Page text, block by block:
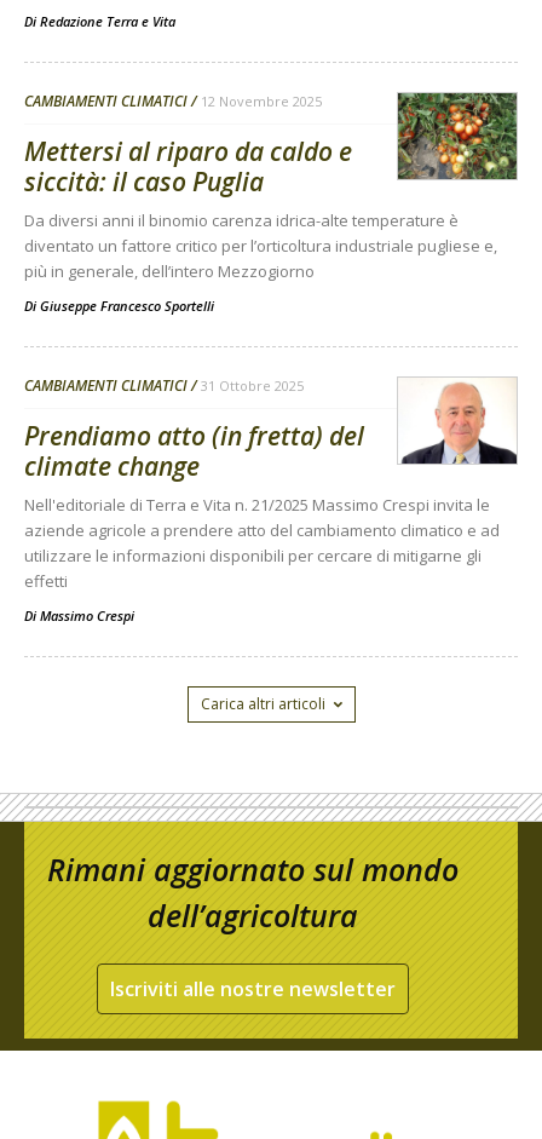
Di Redazione Terra e Vita
CAMBIAMENTI CLIMATICI 12 Novembre 2025
Mettersi al riparo da caldo e
siccità: il caso Puglia
Da diversi anni il binomio carenza idrica-alte temperature è
diventato un fattore critico per l’orticoltura industriale pugliese e,
più in generale, dell’intero Mezzogiorno
Di Giuseppe Francesco Sportelli
CAMBIAMENTI CLIMATICI 31 Ottobre 2025
Prendiamo atto (in fretta) del
climate change
Nell'editoriale di Terra e Vita n. 21/2025 Massimo Crespi invita le
aziende agricole a prendere atto del cambiamento climatico e ad
utilizzare le informazioni disponibili per cercare di mitigarne gli
effetti
Di Massimo Crespi
Carica altri articoli
Rimani aggiornato sul mondo
dell’agricoltura
Iscriviti alle nostre newsletter